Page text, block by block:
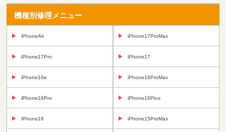
機種別修理メニュー
iPhoneAir iPhone17ProMax
iPhone17Pro iPhone17
iPhone16e iPhone16ProMax
iPhone16Pro iPhone16Plus
iPhone16 iPhone15ProMax